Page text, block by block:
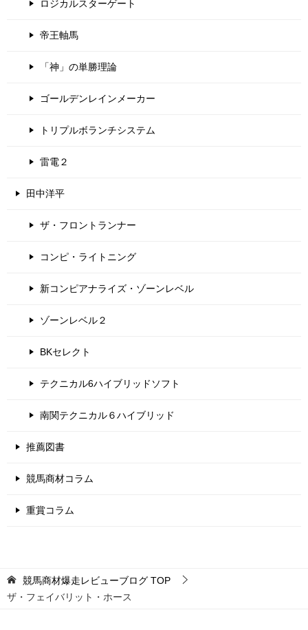
ロジカルスターゲート
帝王軸馬
「神」の単勝理論
ゴールデンレインメーカー
トリプルボランチシステム
雷電２
田中洋平
ザ・フロントランナー
コンピ・ライトニング
新コンピアナライズ・ゾーンレベル
ゾーンレベル２
BKセレクト
テクニカル6ハイブリッドソフト
南関テクニカル６ハイブリッド
推薦図書
競馬商材コラム
重賞コラム
競馬商材爆走レビューブログ TOP
ザ・フェイバリット・ホース